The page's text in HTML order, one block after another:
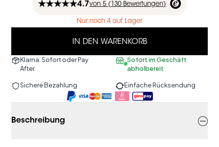
4.7von 5 ( 130 Bewertungen)
Nur noch 4 auf Lager
IN DEN WARENKORB
Klarna: Sofort oder Pay
After.
Sofort im Geschäft
abholbereit
Sichere Bezahlung Einfache Rücksendung
Beschreibung